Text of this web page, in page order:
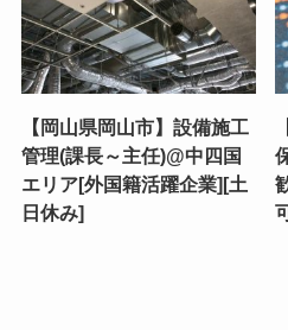
【岡山県岡山市】設備施工
管理(課長～主任)@中四国
エリア[外国籍活躍企業][土
日休み]